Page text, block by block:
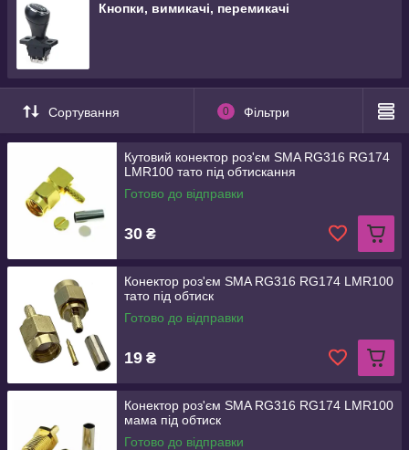
Кнопки, вимикачі, перемикачі
Сортування 0 Фільтри
Кутовий конектор роз'єм SMA RG316 RG174
LMR100 тато під обтискання
Готово до відправки
30 ₴
Конектор роз'єм SMA RG316 RG174 LMR100
тато під обтиск
Готово до відправки
19 ₴
Конектор роз'єм SMA RG316 RG174 LMR100
мама під обтиск
Готово до відправки